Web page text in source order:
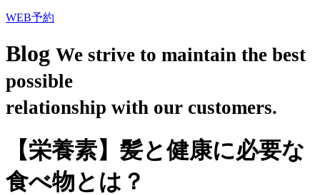
WEB予約
Blog We strive to maintain the best
possible
relationship with our customers.
【栄養素】髪と健康に必要な
食べ物とは？